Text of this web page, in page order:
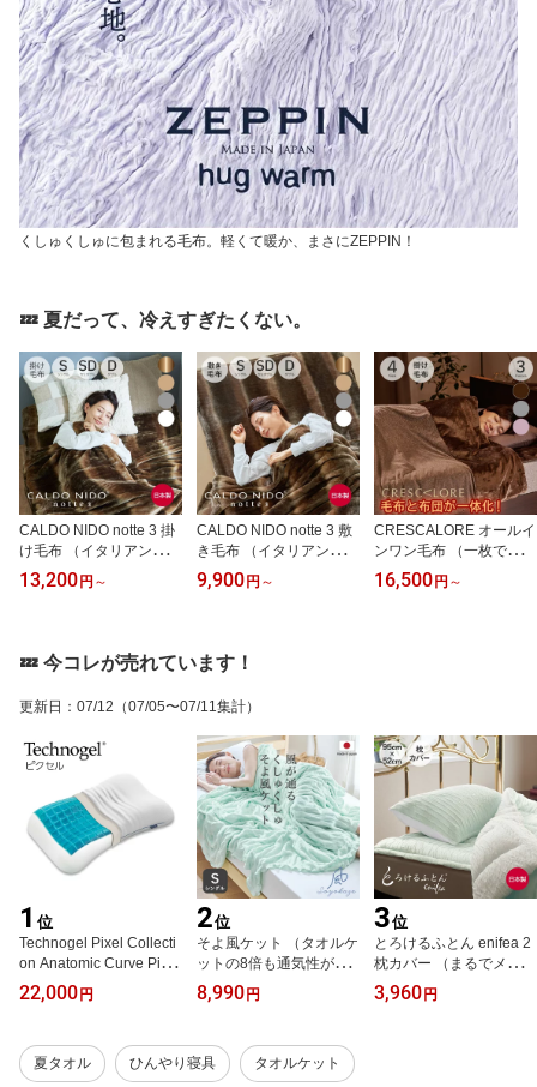
くしゅくしゅに包まれる毛布。軽くて暖か、まさにZEPPIN！
💤 夏だって、冷えすぎたくない。
CALDO NIDO notte 3 掛
け毛布 （イタリアンデザ
イン、MADE IN JAPAN
にこだわった上質な掛け
ル セミダブル ダブル サ
イズ 暖かい あったか 冬
クリル毛布 140×200cm
おしゃれ
13,200 円 ～
CALDO NIDO notte 3 敷
き毛布 （イタリアンデザ
イン、MADE IN JAPAN
にこだわった上質な敷き
ル セミダブル ダブル サ
イズ 暖かい あったか 冬
クリル毛布 100×205cm
120×205cm 140×205cm
おしゃれ
9,900 円 ～
CRESCALORE オールイ
ンワン毛布 （一枚で毛
布、布団カバー、布団と
してお使いいただける、
ー おしゃれ おすすめ 人
気 保温
16,500 円 ～
💤 今コレが売れています！
更新日 ： 07/12 （07/05〜07/11集計）
1 位
Technogel Pixel Collecti
on Anatomic Curve Pillo
w （オーダーメイドのよ
うに身体にぴったりフィ
ノジェル ピクセルコレク
ション アナトミックカー
22,000 円
2位
そよ風ケット （タオルケ
ットの8倍も通気性がよ
いくしゅくしゅケット）
シングルサイズ 日本製
湿 速乾 夏用 ムレない 日
本製 パイル メッシュ サ
8,990 円
3位
とろけるふとん enifea 2
枕カバー （まるでメレン
ゲのようにふんわりと軽
く、クレープのようにし
3,960 円
夏タオル ひんやり寝具 タオルケット